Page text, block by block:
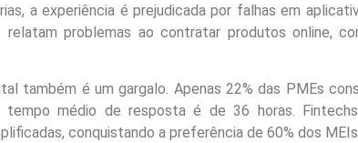
a experiência é prejudicada por falhas em
relatam problemas ao contratar produtos online,
também é um gargalo. Apenas 22% das PMEs
tempo médio de resposta é de 36 horas.
conquistando a preferência de 60% dos